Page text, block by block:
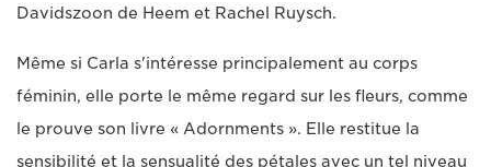
Davidszoon de Heem et Rachel Ruysch.
Même si Carla s'intéresse principalement au corps
féminin, elle porte le même regard sur les fleurs, comme
le prouve son livre « Adornments ». Elle restitue la
sensibilité et la sensualité des pétales avec un tel niveau